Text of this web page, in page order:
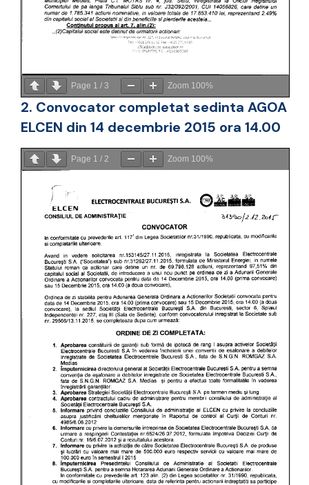
Page 1 / 3 Zoom 100%
2. Convocator completat sedinta AGOA
ELCEN din 14 decembrie 2015 ora 14.00
Page 1 / 2 Zoom 100%